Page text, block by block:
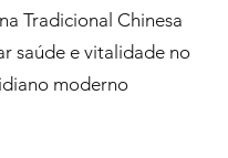
Tradicional Chinesa
saúde e vitalidade no
moderno